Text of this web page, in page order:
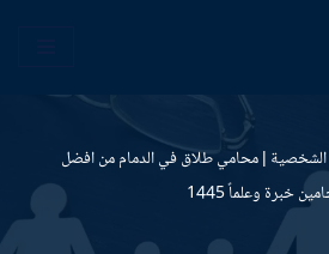
الشخصية |محامي طلاق في الدمام من افضل
خبرة وعلماً 1445